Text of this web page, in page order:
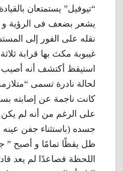
“تيوفيل” يستمتعان
يشعر بضعف فى الرؤية و
نقله على الفور إلى
غيبوبة مكث بها قرابة
استيقظ أكتشف أنه أصيب
لحالة نادرة تسمى
كانت ناجمة عن إصابته
على الرغم من أنه لم
جسده (باستثناء جفن
ظل يقظًا تمامًا و أصبح ”
اللحظة فصاعدًا لم يعد